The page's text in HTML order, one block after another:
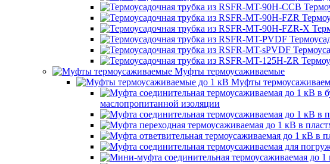
Муфты термоусаживаемые
Муфты
маслопропитанной изоляции